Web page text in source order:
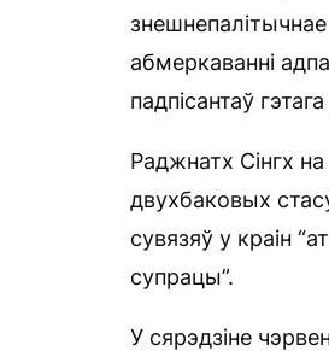
абмеркаванні
падпісантаў
Раджнатх Сінгх
двухбаковых
сувязяў у краін
супрацы”.
У сярэдзіне